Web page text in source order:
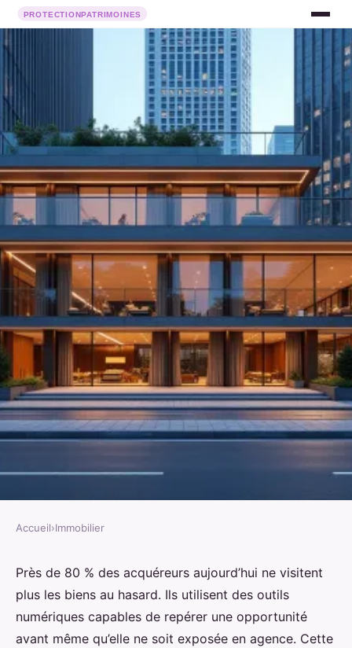
Quel est le bien immobilier qui
attire tous les regards en 2026 ?
Dulce• 10/05/2026 16:28•8 min de lecture
Accueil›Immobilier
Près de 80 % des acquéreurs aujourd’hui ne visitent
plus les biens au hasard. Ils utilisent des outils
numériques capables de repérer une opportunité
avant même qu’elle ne soit exposée en agence. Cette